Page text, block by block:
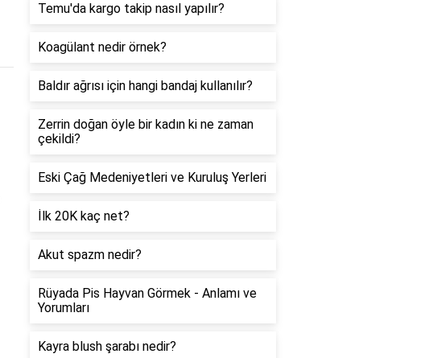
Temu'da kargo takip nasıl yapılır?
Koagülant nedir örnek?
Baldır ağrısı için hangi bandaj kullanılır?
Zerrin doğan öyle bir kadın ki ne zaman
çekildi?
Eski Çağ Medeniyetleri ve Kuruluş Yerleri
İlk 20K kaç net?
Akut spazm nedir?
Rüyada Pis Hayvan Görmek - Anlamı ve
Yorumları
Kayra blush şarabı nedir?